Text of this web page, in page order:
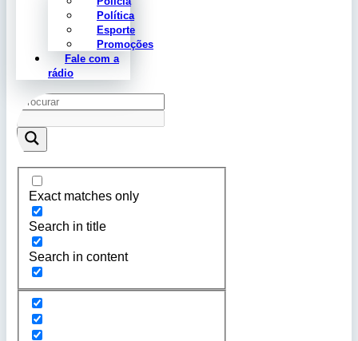
Política
Esporte
Promoções
Fale com a
rádio
Exact matches only
Search in title
Search in content